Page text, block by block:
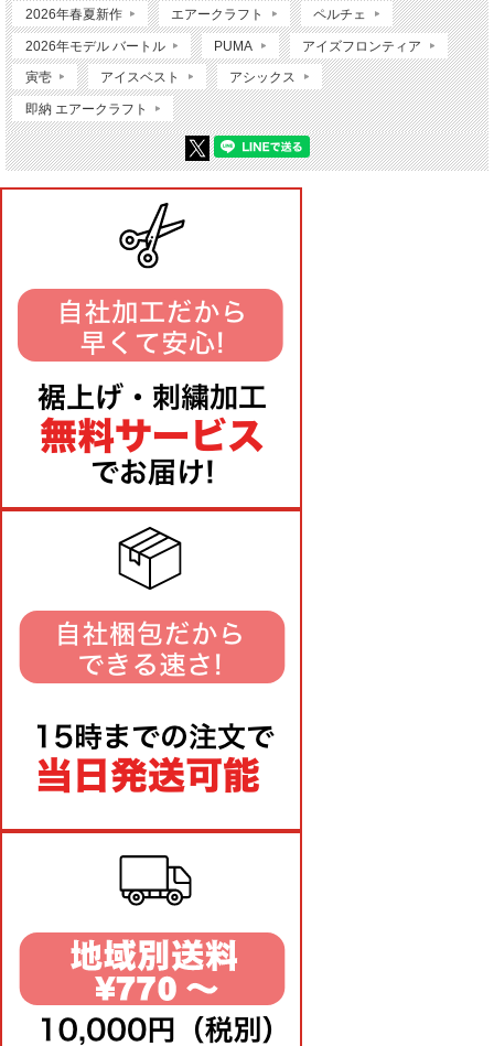
2026年春夏新作 エアークラフト ペルチェ
2026年モデル バートル PUMA アイズフロンティア
寅壱 アイスベスト アシックス
即納 エアークラフト